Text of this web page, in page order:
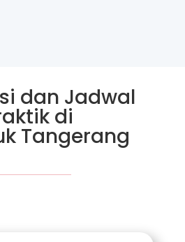
dan Jadwal
di
Tangerang